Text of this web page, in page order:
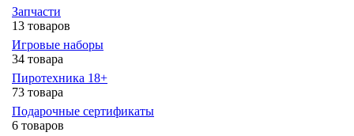
Запчасти
13 товаров
Игровые наборы
34 товара
Пиротехника 18+
73 товара
Подарочные сертификаты
6 товаров